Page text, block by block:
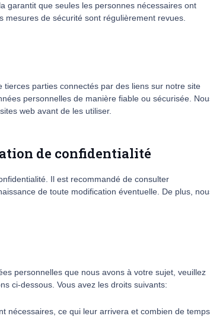
garantit que seules les personnes nécessaires ont
mesures de sécurité sont régulièrement revues.
tierces parties connectés par des liens sur notre site
personnelles de manière fiable ou sécurisée.
web avant de les utiliser.
de confidentialité
Il est recommandé de consulter
de toute modification éventuelle. De plus,
personnelles que nous avons à votre sujet, veuillez
ci-dessous. Vous avez les droits suivants:
nécessaires, ce qui leur arrivera et combien de temps